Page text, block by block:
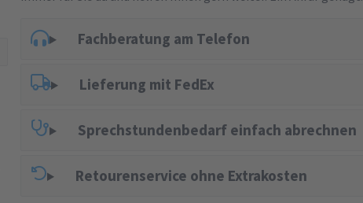
Fachberatung am Telefon
Lieferung mit FedEx
Sprechstundenbedarf einfach abrechnen
Retourenservice ohne Extrakosten